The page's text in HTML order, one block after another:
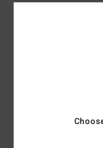
Details &
sherpa
gilet